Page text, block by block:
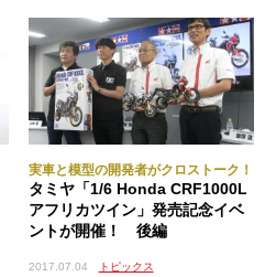
実車と模型の開発者がクロストーク！
タミヤ「1/6 Honda CRF1000L
アフリカツイン」発売記念イベ
ントが開催！ 後編
2017.07.04 トピックス